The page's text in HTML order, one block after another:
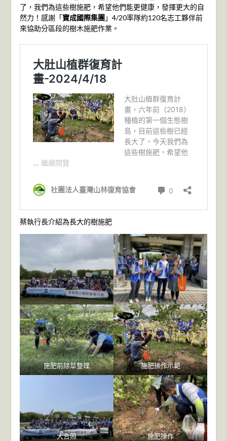
了，我們為這些樹施肥，希望他們能更健康，發揮更大的自
然力！感謝「寶成國際集團 」4/20率隊約120名志工夥伴前
來協助分區段的樹木施肥作業。
蔡執行長介紹為長大的樹施肥
施肥前除草整理 施肥操作示範
大合照 施肥操作